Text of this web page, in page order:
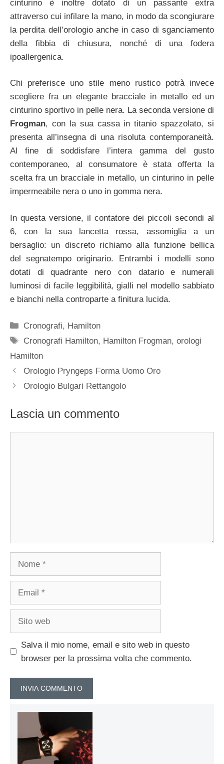
cinturino è inoltre dotato di un passante extra
attraverso cui infilare la mano, in modo da scongiurare
la perdita dell’orologio anche in caso di sganciamento
della fibbia di chiusura, nonché di una fodera
ipoallergenica.
Chi preferisce uno stile meno rustico potrà invece
scegliere fra un elegante bracciale in metallo ed un
cinturino sportivo in pelle nera. La seconda versione di
Frogman, con la sua cassa in titanio spazzolato, si
presenta all’insegna di una risoluta contemporaneità.
Al fine di soddisfare l’intera gamma del gusto
contemporaneo, al consumatore è stata offerta la
scelta fra un bracciale in metallo, un cinturino in pelle
impermeabile nera o uno in gomma nera.
In questa versione, il contatore dei piccoli secondi al
6, con la sua lancetta rossa, assomiglia a un
bersaglio: un discreto richiamo alla funzione bellica
del segnatempo originario. Entrambi i modelli sono
dotati di quadrante nero con datario e numerali
luminosi di facile leggibilità, gialli nel modello sabbiato
e bianchi nella controparte a finitura lucida.
Categorie
Cronografi, Hamilton
Tag
Cronografi Hamilton, Hamilton Frogman,orologi
Hamilton
Navigazione
articolo
Orologio Pryngeps Forma Uomo Oro
Orologio Bulgari Rettangolo
Lascia un commento
Salva il mio nome, email e sito web in questo
browser per la prossima volta che commento.